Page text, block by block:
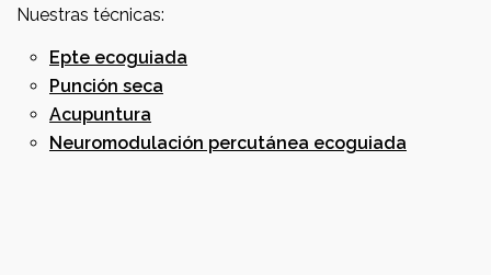
Nuestras técnicas:
Epte ecoguiada
Punción seca
Acupuntura
Neuromodulación percutánea ecoguiada